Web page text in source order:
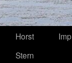
Horst
Stern